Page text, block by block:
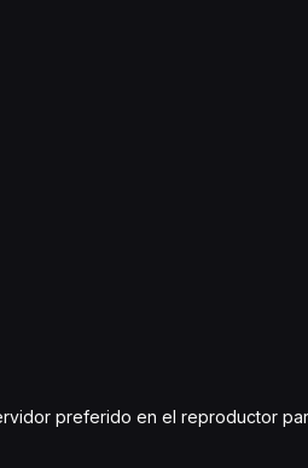
preferido en el reproductor